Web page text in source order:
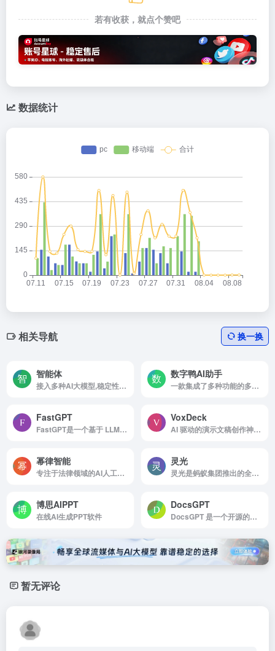
若有收获，就点个赞吧
数据统计
相关导航 换一换
智能体
接入多种AI大模型,稳定性强,无广告
数字鸭AI助手
一款集成了多种功能的多功能AI助手平台
FastGPT
FastGPT是一个基于 LLM 大语言模型的知识库问答系统,提供开箱即用的数据处理、模型调用等能力.同时可以通过 Flow 可视化进行工作流编排,从而实现复杂的问答场景
VoxDeck
AI 驱动的演示文稿创作神器，引领视觉革命的 AI Presentation 制作工具，制作惊艳且动感十足的演示文稿从未如此简单
幂律智能
专注于法律领域的AI人工智能公司
灵光
灵光是蚂蚁集团推出的全模态通用 AI 助手平台，定位为“让复杂变简单”的智能生产力工具。
博思AIPPT
在线AI生成PPT软件
DocsGPT
DocsGPT 是一个开源的基于 GPT 模型的文档助手，支持与任意文档进行交互，可本地部署，适用于多种场景，如代码文档、学术论文等。
暂无评论